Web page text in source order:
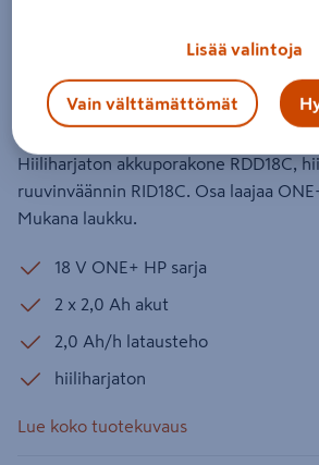
EAN-koodi:
5.0 1 arvostelu
Hiiliharjaton akkuporakone RDD18C,
ruuvinväännin RID18C. Osa laajaa
Mukana laukku.
18 V ONE+ HP sarja
2 x 2,0 Ah akut
2,0 Ah/h latausteho
hiiliharjaton
Lue koko tuotekuvaus
Lisää valintoja
Vain välttämättömät